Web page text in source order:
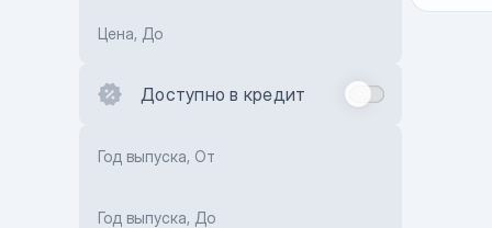
Цена, До
Доступно в кредит
Год выпуска, От
Год выпуска, До